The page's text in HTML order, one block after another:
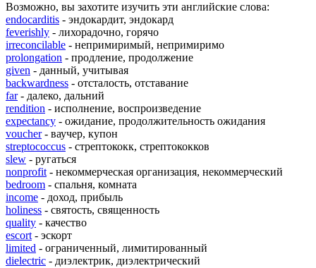
Возможно, вы захотите изучить эти английские слова:
endocarditis - эндокардит, эндокард
feverishly - лихорадочно, горячо
irreconcilable - непримиримый, непримиримо
prolongation - продление, продолжение
given - данный, учитывая
backwardness - отсталость, отставание
far- далеко, дальний
rendition - исполнение, воспроизведение
expectancy - ожидание, продолжительность ожидания
voucher- ваучер, купон
streptococcus - стрептококк, стрептококков
slew - ругаться
nonprofit - некоммерческая организация, некоммерческий
bedroom - спальня, комната
income - доход, прибыль
holiness - святость, священность
quality - качество
escort - эскорт
limited - ограниченный, лимитированный
dielectric - диэлектрик, диэлектрический